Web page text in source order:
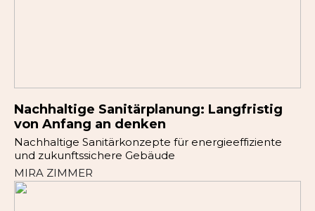
Nachhaltige Sanitärplanung: Langfristig
von Anfang an denken
Nachhaltige Sanitärkonzepte für energieeffiziente
und zukunftssichere Gebäude
MIRA ZIMMER